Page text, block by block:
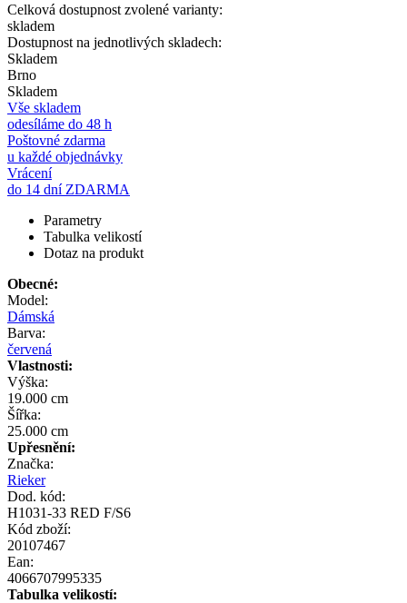
Celková dostupnost zvolené varianty:
skladem
Dostupnost na jednotlivých skladech:
Skladem
Brno
Skladem
Vše skladem
odesíláme do 48 h
Poštovné zdarma
u každé objednávky
Vrácení
do 14 dní ZDARMA
Parametry
Tabulka velikostí
Dotaz na produkt
Obecné:
Model:
Dámská
Barva:
červená
Vlastnosti:
Výška:
19.000 cm
Šířka:
25.000 cm
Upřesnění:
Značka:
Rieker
Dod. kód:
H1031-33 RED F/S6
Kód zboží:
20107467
Ean:
4066707995335
Tabulka velikostí: